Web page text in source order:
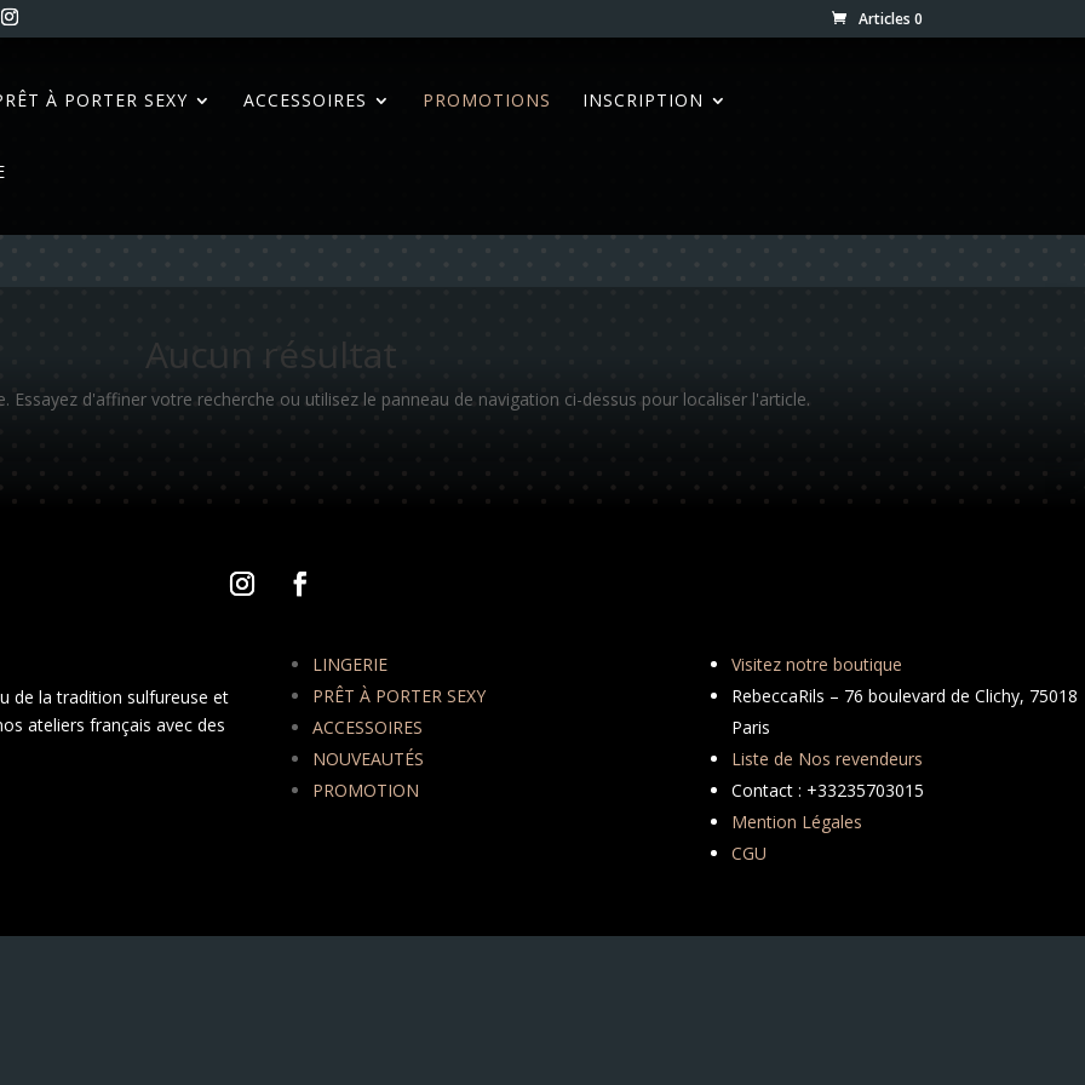
Articles 0
À PORTER SEXY ACCESSOIRES PROMOTIONS INSCRIPTION
Aucun résultat
Essayez d'affiner votre recherche ou utilisez le panneau de navigation ci-dessus pour localiser l'article.
de la tradition sulfureuse et
ateliers français avec des
LINGERIE
PRÊT À PORTER SEXY
ACCESSOIRES
NOUVEAUTÉS
PROMOTION
Visitez notre boutique
RebeccaRils – 76 boulevard de Clichy, 75018
Paris
Liste de Nos revendeurs
Contact : +33235703015
Mention Légales
CGU